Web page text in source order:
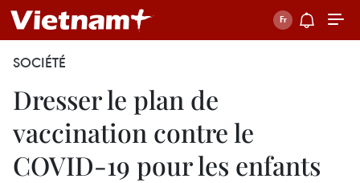
SOCIÉTÉ
Dresser le plan de
vaccination contre le
COVID-19 pour les enfants